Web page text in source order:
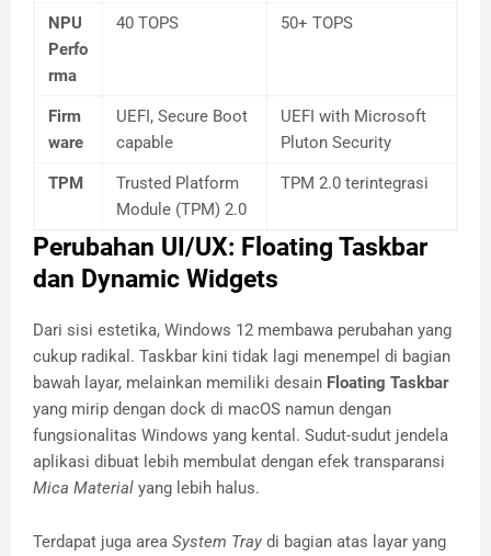
NPU
Perfo
rma
40 TOPS 50+ TOPS
Firm
ware
UEFI, Secure Boot
capable
UEFI with Microsoft
Pluton Security
TPM
Trusted Platform
Module (TPM) 2.0
TPM 2.0 terintegrasi
Perubahan UI/UX: Floating Taskbar
dan Dynamic Widgets
Dari sisi estetika, Windows 12 membawa perubahan yang
cukup radikal. Taskbar kini tidak lagi menempel di bagian
bawah layar, melainkan memiliki desain Floating Taskbar
yang mirip dengan dock di macOS namun dengan
fungsionalitas Windows yang kental. Sudut-sudut jendela
aplikasi dibuat lebih membulat dengan efek transparansi
Mica Material yang lebih halus.
Terdapat juga area System Tray di bagian atas layar yang